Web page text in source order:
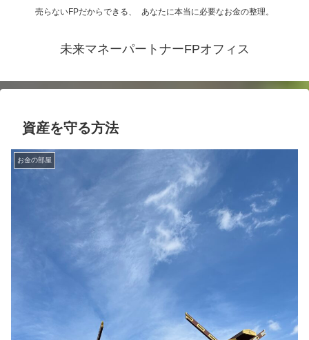
売らないFPだからできる、 あなたに本当に必要なお金の整理。
未来マネーパートナーFPオフィス
資産を守る方法
お金の部屋